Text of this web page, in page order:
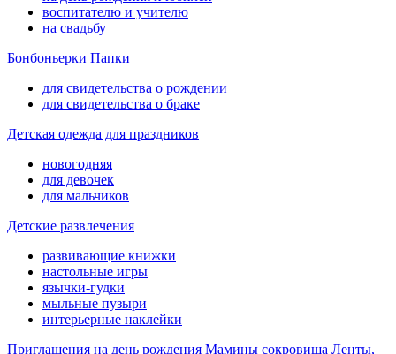
воспитателю и учителю
на свадьбу
Бонбоньерки Папки
для свидетельства о рождении
для свидетельства о браке
Детская одежда для праздников
новогодняя
для девочек
для мальчиков
Детские развлечения
развивающие книжки
настольные игры
язычки-гудки
мыльные пузыри
интерьерные наклейки
Приглашения на день рождения Мамины сокровища Ленты,